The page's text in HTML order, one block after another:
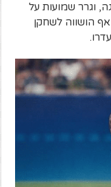
ב-29 משחקי ליגה, וגרר שמועות על
אף הושווה לשחקן